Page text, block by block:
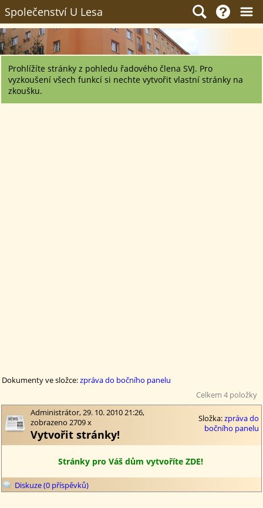
Společenství U Lesa
Prohlížíte stránky z pohledu řadového člena SVJ. Pro
vyzkoušení všech funkcí si nechte vytvořit vlastní stránky na
zkoušku.
Dokumenty ve složce:zpráva do bočního panelu
Celkem 4 položky
Administrátor, 29. 10. 2010 21:26,
zobrazeno 2709 x
Vytvořit stránky!
Složka:zpráva do
bočního panelu
Stránky pro Váš dům vytvoříte ZDE!
Diskuze (0 příspěvků)